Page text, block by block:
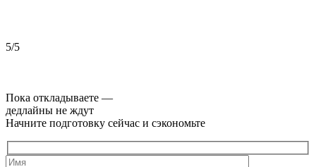
5/5
Пока откладываете —
дедлайны не ждут
Начните подготовку сейчас и сэкономьте